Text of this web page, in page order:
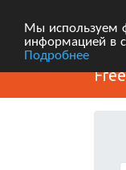
Мы используем
информацией в
Подробнее